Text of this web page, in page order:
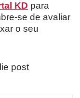
KD para
se de avaliar
o seu
post